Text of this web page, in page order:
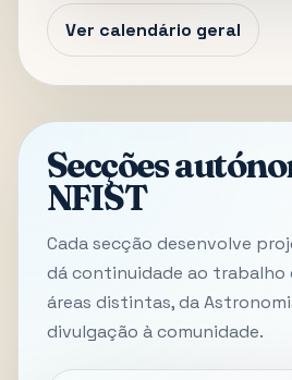
Ver calendário geral
Secções
NFIST
Cada secção desenvolve
dá continuidade ao trabalho
áreas distintas, da
divulgação à comunidade.